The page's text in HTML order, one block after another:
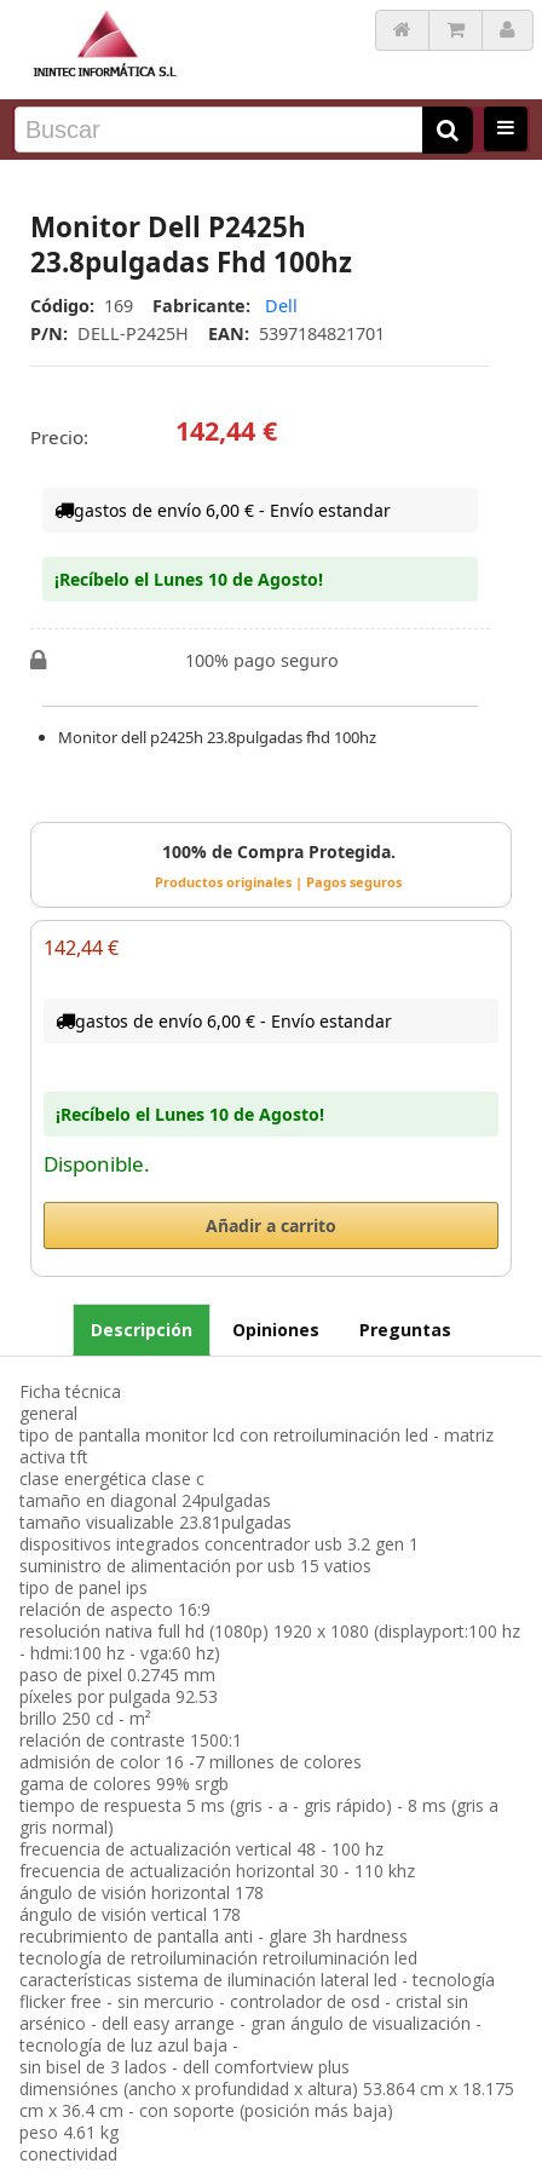
Monitor Dell P2425h
23.8pulgadas Fhd 100hz
Código: 169 Fabricante:
Dell
P/N: DELL-P2425H EAN: 5397184821701
Precio: 142,44 €
gastos de envío 6,00 € - Envío estandar
¡Recíbelo el Lunes 10 de Agosto!
100% pago seguro
Monitor dell p2425h 23.8pulgadas fhd 100hz
100% de Compra Protegida.
Productos originales | Pagos seguros
142,44 €
gastos de envío 6,00 € - Envío estandar
¡Recíbelo el Lunes 10 de Agosto!
Disponible.
Descripción Opiniones Preguntas
Ficha técnica
general
tipo de pantalla monitor lcd con retroiluminación led - matriz
activa tft
clase energética clase c
tamaño en diagonal 24pulgadas
tamaño visualizable 23.81pulgadas
dispositivos integrados concentrador usb 3.2 gen 1
suministro de alimentación por usb 15 vatios
tipo de panel ips
relación de aspecto 16:9
resolución nativa full hd (1080p) 1920 x 1080 (displayport:100 hz
- hdmi:100 hz - vga:60 hz)
paso de pixel 0.2745 mm
píxeles por pulgada 92.53
brillo 250 cd - m²
relación de contraste 1500:1
admisión de color 16 -7 millones de colores
gama de colores 99% srgb
tiempo de respuesta 5 ms (gris - a - gris rápido) - 8 ms (gris a
gris normal)
frecuencia de actualización vertical 48 - 100 hz
frecuencia de actualización horizontal 30 - 110 khz
ángulo de visión horizontal 178
ángulo de visión vertical 178
recubrimiento de pantalla anti - glare 3h hardness
tecnología de retroiluminación retroiluminación led
características sistema de iluminación lateral led - tecnología
flicker free - sin mercurio - controlador de osd - cristal sin
arsénico - dell easy arrange - gran ángulo de visualización -
tecnología de luz azul baja -
sin bisel de 3 lados - dell comfortview plus
dimensiónes (ancho x profundidad x altura) 53.864 cm x 18.175
cm x 36.4 cm - con soporte (posición más baja)
peso 4.61 kg
conectividad